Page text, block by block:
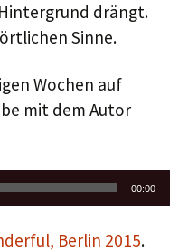
drängt.
Sinne.
Wochen auf
mit dem Autor
00:00
Berlin 2015.